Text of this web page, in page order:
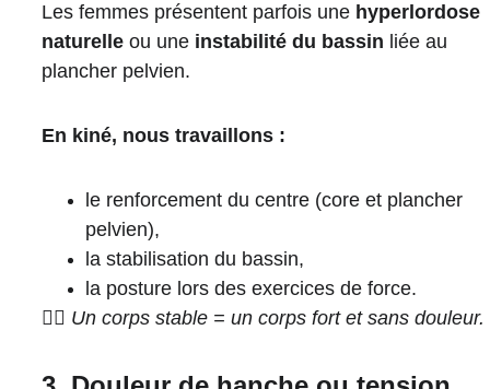
Les femmes présentent parfois une hyperlordose
naturelle ou une instabilité du bassin liée au
plancher pelvien.
En kiné, nous travaillons :
le renforcement du centre (core et plancher
pelvien),
la stabilisation du bassin,
la posture lors des exercices de force.
🧘‍♀️ Un corps stable = un corps fort et sans douleur.